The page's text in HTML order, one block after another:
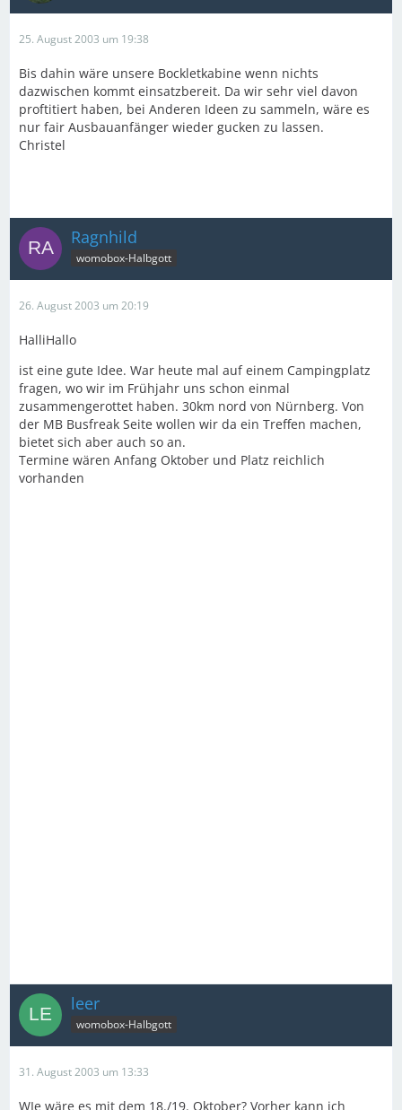
25. August 2003 um 19:38
Bis dahin wäre unsere Bockletkabine wenn nichts
dazwischen kommt einsatzbereit. Da wir sehr viel davon
proftitiert haben, bei Anderen Ideen zu sammeln, wäre es
nur fair Ausbauanfänger wieder gucken zu lassen.
Christel
Ragnhild
womobox-Halbgott
26. August 2003 um 20:19
HalliHallo
ist eine gute Idee. War heute mal auf einem Campingplatz
fragen, wo wir im Frühjahr uns schon einmal
zusammengerottet haben. 30km nord von Nürnberg. Von
der MB Busfreak Seite wollen wir da ein Treffen machen,
bietet sich aber auch so an.
Termine wären Anfang Oktober und Platz reichlich
vorhanden
leer
womobox-Halbgott
31. August 2003 um 13:33
WIe wäre es mit dem 18./19. Oktober? Vorher kann ich